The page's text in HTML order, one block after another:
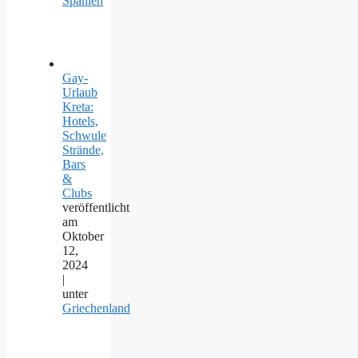
Gay-
Urlaub
Kreta:
Hotels,
Schwule
Strände,
Bars
&
Clubs
veröffentlicht
am
Oktober
12,
2024
|
unter
Griechenland